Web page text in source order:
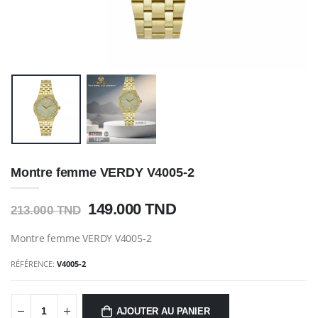
Montre femme VERDY V4005-2
213.000 TND 149.000 TND
Montre femme VERDY V4005-2
RÉFÉRENCE:V4005-2
AJOUTER AU PANIER